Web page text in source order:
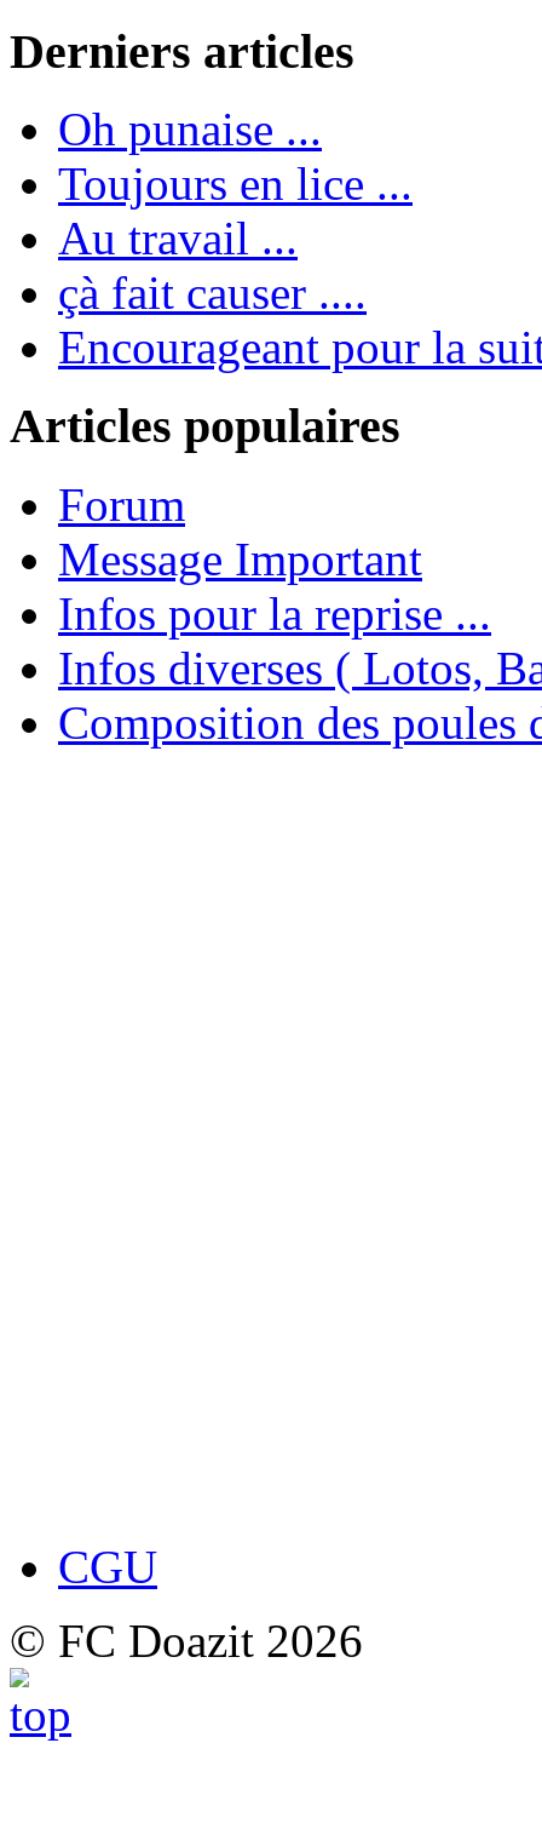
Derniers articles
Oh punaise ...
Toujours en lice ...
Au travail ...
çà fait causer ....
Encourageant pour la
Articles populaires
Forum
Message Important
Infos pour la reprise ...
Infos diverses ( Lotos,
Composition des poules
CGU
© FC Doazit 2026